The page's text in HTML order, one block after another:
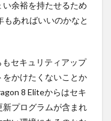
余裕を持たせるため
あればいいのかなと
セキュリティアップ
かけたくないことか
8 Eliteからはセキ
プログラムが含まれ